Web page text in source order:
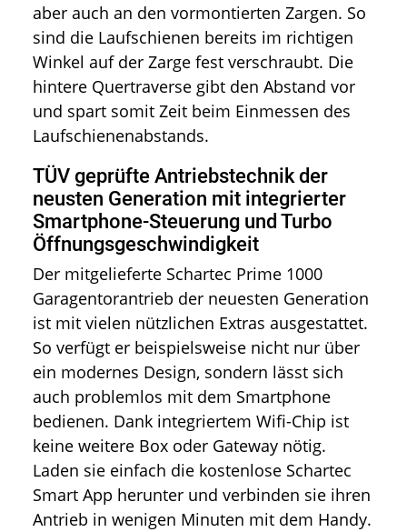
aber auch an den vormontierten Zargen. So
sind die Laufschienen bereits im richtigen
Winkel auf der Zarge fest verschraubt. Die
hintere Quertraverse gibt den Abstand vor
und spart somit Zeit beim Einmessen des
Laufschienenabstands.
TÜV geprüfte Antriebstechnik der
neusten Generation mit integrierter
Smartphone-Steuerung und Turbo
Öffnungsgeschwindigkeit
Der mitgelieferte Schartec Prime 1000
Garagentorantrieb der neuesten Generation
ist mit vielen nützlichen Extras ausgestattet.
So verfügt er beispielsweise nicht nur über
ein modernes Design, sondern lässt sich
auch problemlos mit dem Smartphone
bedienen. Dank integriertem Wifi-Chip ist
keine weitere Box oder Gateway nötig.
Laden sie einfach die kostenlose Schartec
Smart App herunter und verbinden sie ihren
Antrieb in wenigen Minuten mit dem Handy.